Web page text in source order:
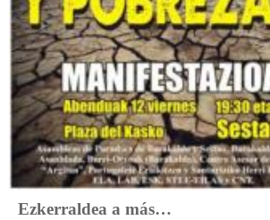
Ezkerraldea a más…